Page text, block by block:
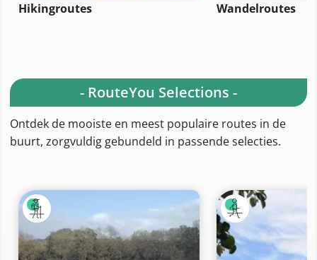
Hikingroutes Wandelroutes
- RouteYou Selections -
Ontdek de mooiste en meest populaire routes in de
buurt, zorgvuldig gebundeld in passende selecties.